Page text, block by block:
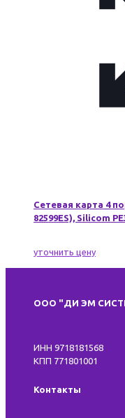
Сетевая карта 4
82599ES), Silicom
уточнить цену
ООО "ДИ ЭМ
ИНН 9718181568
КПП 771801001
Контакты